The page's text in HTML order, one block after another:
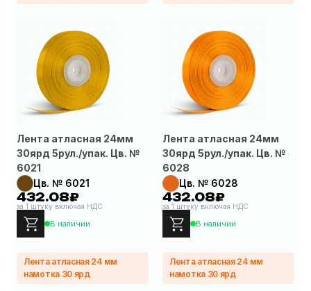
Лента атласная 24мм
30ярд 5рул./упак. Цв. №
6021
Цв. № 6021
432.08₽
за 1 штуку включая НДС
В наличии
Лента атласная 24мм
30ярд 5рул./упак. Цв. №
6028
Цв. № 6028
432.08₽
за 1 штуку включая НДС
В наличии
Лента атласная 24 мм
намотка 30 ярд
Лента атласная 24 мм
намотка 30 ярд